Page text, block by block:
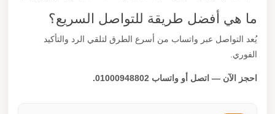
ما هي أفضل طريقة للتواصل السريع؟
يُعد التواصل عبر واتساب من أسرع الطرق لتلقي الرد والتأكيد
الفوري.
احجز الآن — اتصل أو واتساب 01000948802.